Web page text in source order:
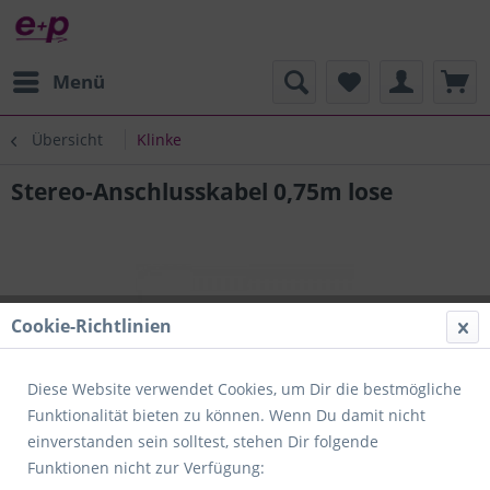
Menü
Übersicht Klinke
Stereo-Anschlusskabel 0,75m lose
Cookie-Richtlinien
Diese Website verwendet Cookies, um Dir die bestmögliche
Funktionalität bieten zu können. Wenn Du damit nicht
einverstanden sein solltest, stehen Dir folgende
Funktionen nicht zur Verfügung: